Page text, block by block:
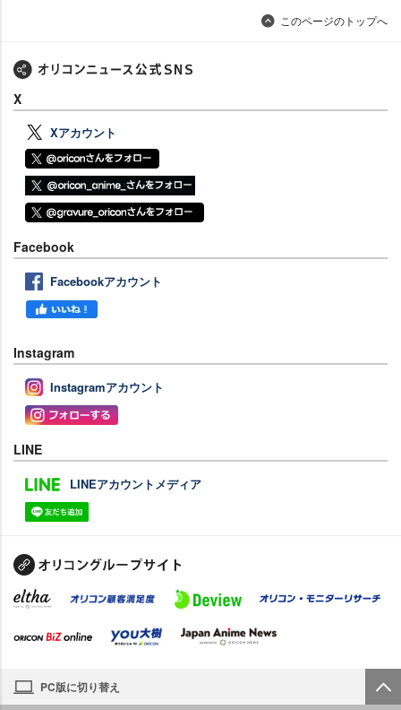
このページのトップへ
X
Xアカウント
Facebook
Facebookアカウント
Instagram
Instagramアカウント
LINE
LINEアカウントメディア
PC版に切り替え